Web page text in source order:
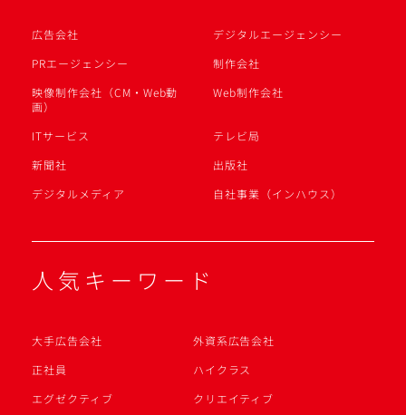
広告会社
デジタルエージェンシー
PRエージェンシー
制作会社
映像制作会社（CM・Web動
画）
Web制作会社
ITサービス
テレビ局
新聞社
出版社
デジタルメディア
自社事業（インハウス）
人気キーワード
大手広告会社
外資系広告会社
正社員
ハイクラス
エグゼクティブ
クリエイティブ